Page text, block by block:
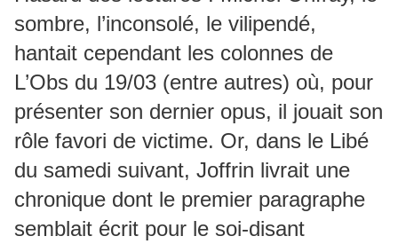
sombre, l’inconsolé, le vilipendé,
hantait cependant les colonnes de
L’Obs du 19/03 (entre autres) où, pour
présenter son dernier opus, il jouait son
rôle favori de victime. Or, dans le Libé
du samedi suivant, Joffrin livrait une
chronique dont le premier paragraphe
semblait écrit pour le soi-disant